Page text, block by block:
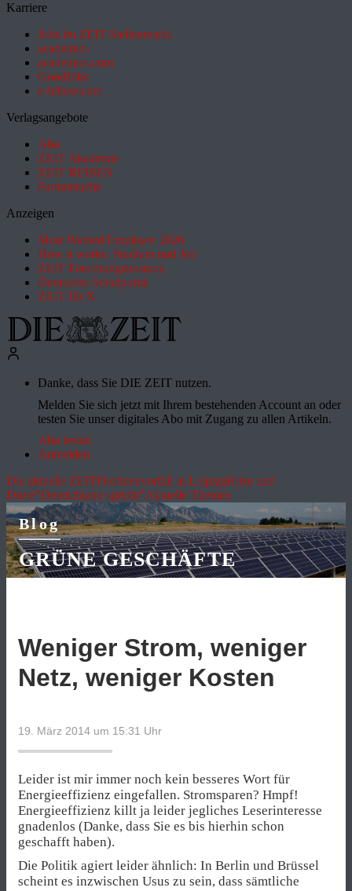
Karriere
Jobs im ZEIT Stellenmarkt
academics
academics.com
GoodJobs
e-fellows.net
Verlagsangebote
Abo
ZEIT Akademie
ZEIT REISEN
Partnersuche
Anzeigen
Most Wanted Employer 2026
How it works: Studium und Job
ZEIT Forschungskosmos
Deutsches Schulportal
ZEIT für X
Danke, dass Sie DIE ZEIT nutzen.
Melden Sie sich jetzt mit Ihrem bestehenden Account an oder
testen Sie unser digitales Abo mit Zugang zu allen Artikeln.
Abo testen
Anmelden
Die aktuelle ZEITDrohnenvorfall in LeipzigHitze und
Dürre"Deutschland spricht"Aktuelle Themen
Blog
GRÜNE GESCHÄFTE
Weniger Strom, weniger
Netz, weniger Kosten
19. März 2014 um 15:31 Uhr
Leider ist mir immer noch kein besseres Wort für
Energieeffizienz eingefallen. Stromsparen? Hmpf!
Energieeffizienz killt ja leider jegliches Leserinteresse
gnadenlos (Danke, dass Sie es bis hierhin schon
geschafft haben).
Die Politik agiert leider ähnlich: In Berlin und Brüssel
scheint es inzwischen Usus zu sein, dass sämtliche